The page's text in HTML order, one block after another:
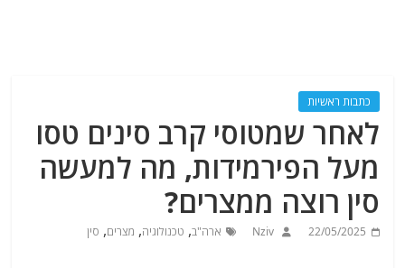
כתבות ראשיות
לאחר שמטוסי קרב סינים טסו
מעל הפירמידות, מה למעשה
סין רוצה ממצרים?
22/05/2025
Nziv ארה"ב,טכנולוגיה,מצרים,סין